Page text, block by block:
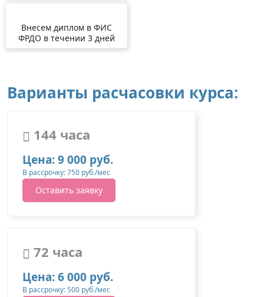
Внесем диплом в ФИС
ФРДО в течении 3 дней
Варианты расчасовки курса:
144 часа
Цена: 9 000 руб.
В рассрочку: 750 руб./мес
Оставить заявку
72 часа
Цена: 6 000 руб.
В рассрочку: 500 руб./мес